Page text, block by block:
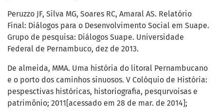
Peruzzo JF, Silva MG, Soares RC, Amaral AS. Relatório
Final: Diálogos para o Desenvolvimento Social em Suape.
Grupo de pesquisa: Diálogos Suape. Universidade
Federal de Pernambuco, dez de 2013.
De almeida, MMA. Uma história do litoral Pernambucano
e o porto dos caminhos sinuosos. V Colóquio de História:
pespesctivas históricas, historiografia, pesqurvoisas e
patrimônio; 2011[acessado em 28 de mar. de 2014];